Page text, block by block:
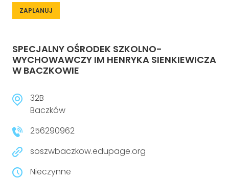
ZAPLANUJ
SPECJALNY OŚRODEK SZKOLNO-
WYCHOWAWCZY IM HENRYKA SIENKIEWICZA
W BACZKOWIE
32B
Baczków
256290962
soszwbaczkow.edupage.org
Nieczynne